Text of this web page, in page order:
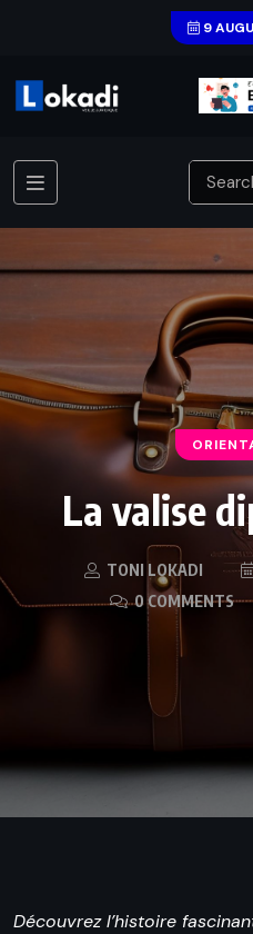
9
La valise
TONI LOKADI
0 COMMENTS
Découvrez l’histoire